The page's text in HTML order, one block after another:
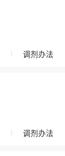
调剂办法
调剂办法